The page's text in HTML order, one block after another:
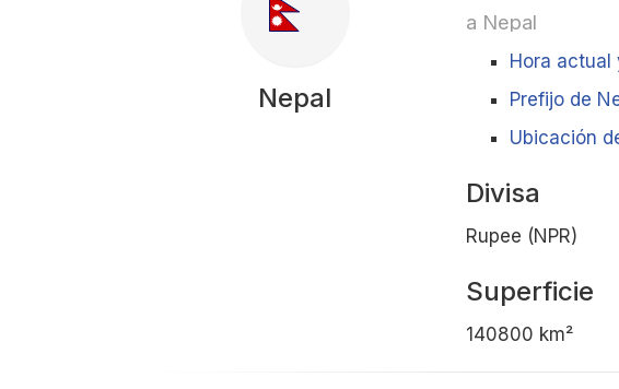
Nepal
a Nepal
Hora actual
Prefijo de
Ubicación
Divisa
Rupee (NPR)
Superficie
140800 km²